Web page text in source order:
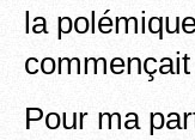
la
Pour ma